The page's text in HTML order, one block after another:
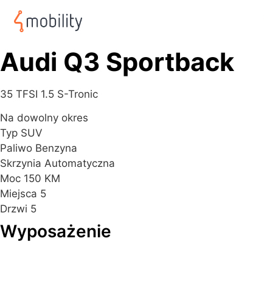
Audi Q3 Sportback
35 TFSI 1.5 S-Tronic
Na dowolny okres
Typ SUV
Paliwo Benzyna
Skrzynia Automatyczna
Moc 150 KM
Miejsca 5
Drzwi 5
Wyposażenie